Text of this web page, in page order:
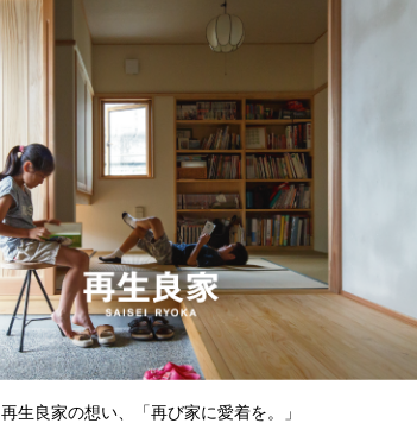
再生良家の想い、「再び家に愛着を。」